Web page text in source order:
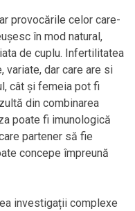
provocările celor care-
în mod natural,
de cuplu. Infertilitatea
variate, dar care are si
cât și femeia pot fi
din combinarea
poate fi imunologică
partener să fie
concepe împreună
investigații complexe